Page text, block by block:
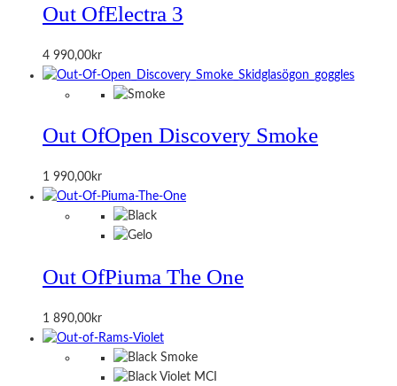
Out OfElectra 3
4 990,00kr
Out OfOpen Discovery Smoke
1 990,00kr
Out OfPiuma The One
1 890,00kr